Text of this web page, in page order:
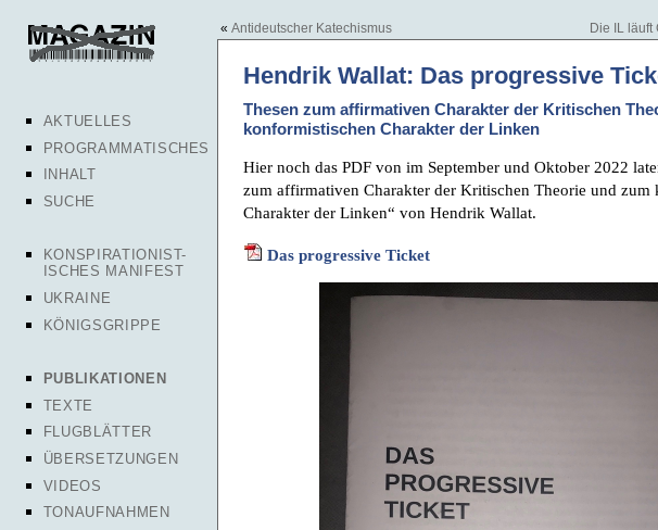
AKTUELLES
PROGRAMMATISCHES
INHALT
SUCHE
KONSPIRATIONIST-
ISCHES MANIFEST
UKRAINE
KÖNIGSGRIPPE
PUBLIKATIONEN
TEXTE
FLUGBLÄTTER
ÜBERSETZUNGEN
VIDEOS
TONAUFNAHMEN
« Antideutscher Katechismus Die IL läuft
Hendrik Wallat: Das progressive
Thesen zum affirmativen Charakter der Kritischen
konformistischen Charakter der Linken
Hier noch das PDF von im September und Oktober 2022
zum affirmativen Charakter der Kritischen Theorie und zum
Charakter der Linken“ von Hendrik Wallat.
Das progressive Ticket